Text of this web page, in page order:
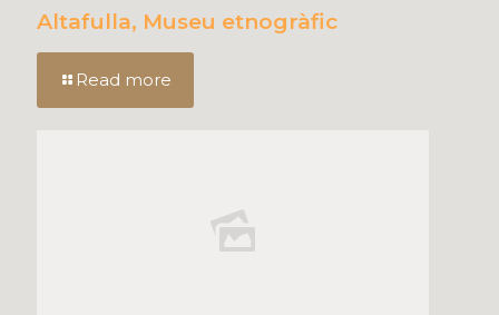
Altafulla, Museu etnogràfic
Read more